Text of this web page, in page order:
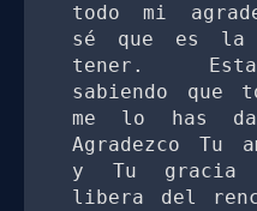
todo mi
sé que es la
tener.
sabiendo que
me lo has
Agradezco Tu
y Tu gracia
libera del